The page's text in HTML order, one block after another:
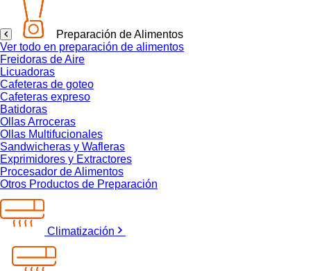
Preparación de Alimentos
Ver todo en preparación de alimentos
Freidoras de Aire
Licuadoras
Cafeteras de goteo
Cafeteras expreso
Batidoras
Ollas Arroceras
Ollas Multifucionales
Sandwicheras y Wafleras
Exprimidores y Extractores
Procesador de Alimentos
Otros Productos de Preparación
Climatización